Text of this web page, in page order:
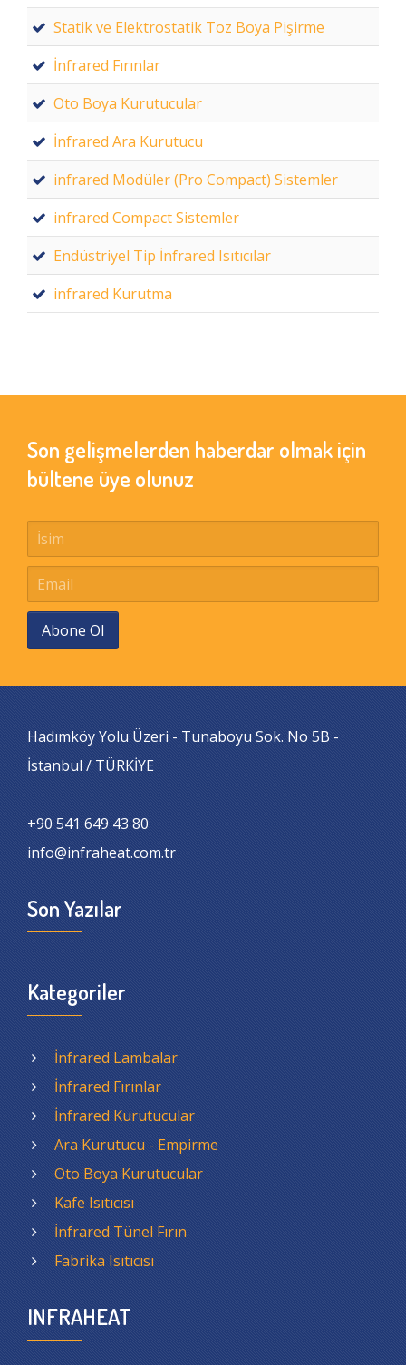
Statik ve Elektrostatik Toz Boya Pişirme
İnfrared Fırınlar
Oto Boya Kurutucular
İnfrared Ara Kurutucu
infrared Modüler (Pro Compact) Sistemler
infrared Compact Sistemler
Endüstriyel Tip İnfrared Isıtıcılar
infrared Kurutma
Son gelişmelerden haberdar olmak için
bültene üye olunuz
Abone Ol
Hadımköy Yolu Üzeri - Tunaboyu Sok. No 5B -
İstanbul / TÜRKİYE
+90 541 649 43 80
info@infraheat.com.tr
Son Yazılar
Kategoriler
İnfrared Lambalar
İnfrared Fırınlar
İnfrared Kurutucular
Ara Kurutucu - Empirme
Oto Boya Kurutucular
Kafe Isıtıcısı
İnfrared Tünel Fırın
Fabrika Isıtıcısı
INFRAHEAT